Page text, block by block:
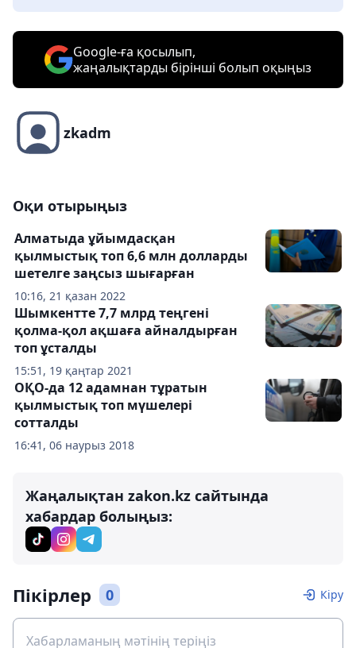
Google-ға қосылып,
жаңалықтарды бірінші болып оқыңыз
zkadm
Оқи отырыңыз
10:16, 21 қазан 2022
Алматыда ұйымдасқан
қылмыстық топ 6,6 млн долларды
шетелге заңсыз шығарған
15:51, 19 қаңтар 2021
Шымкентте 7,7 млрд теңгені
қолма-қол ақшаға айналдырған
топ ұсталды
16:41, 06 наурыз 2018
ОҚО-да 12 адамнан тұратын
қылмыстық топ мүшелері
сотталды
Жаңалықтан zakon.kz сайтында
хабардар болыңыз:
Пікірлер 0 Кіру